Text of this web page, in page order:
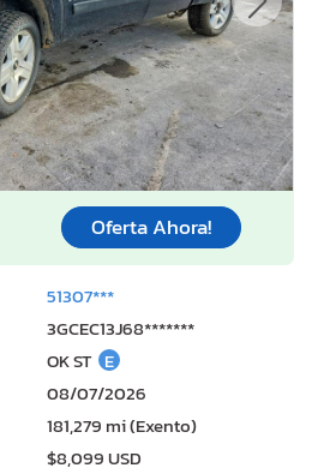
Oferta Ahora!
51307***
3GCEC13J68*******
OK ST E
08/07/2026
181,279 mi (Exento)
$8,099 USD